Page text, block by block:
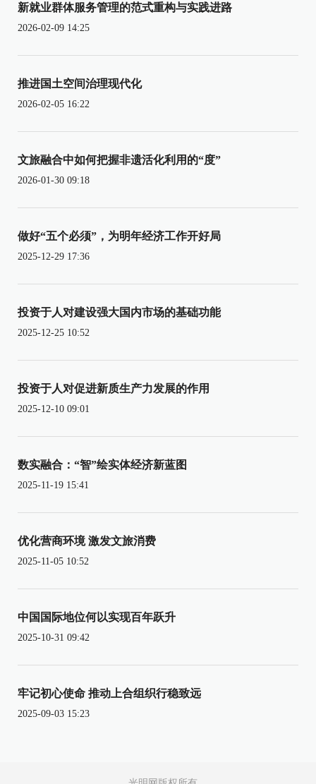
新就业群体服务管理的范式重构与实践进路
2026-02-09 14:25
推进国土空间治理现代化
2026-02-05 16:22
文旅融合中如何把握非遗活化利用的“度”
2026-01-30 09:18
做好“五个必须”，为明年经济工作开好局
2025-12-29 17:36
投资于人对建设强大国内市场的基础功能
2025-12-25 10:52
投资于人对促进新质生产力发展的作用
2025-12-10 09:01
数实融合：“智”绘实体经济新蓝图
2025-11-19 15:41
优化营商环境 激发文旅消费
2025-11-05 10:52
中国国际地位何以实现百年跃升
2025-10-31 09:42
牢记初心使命 推动上合组织行稳致远
2025-09-03 15:23